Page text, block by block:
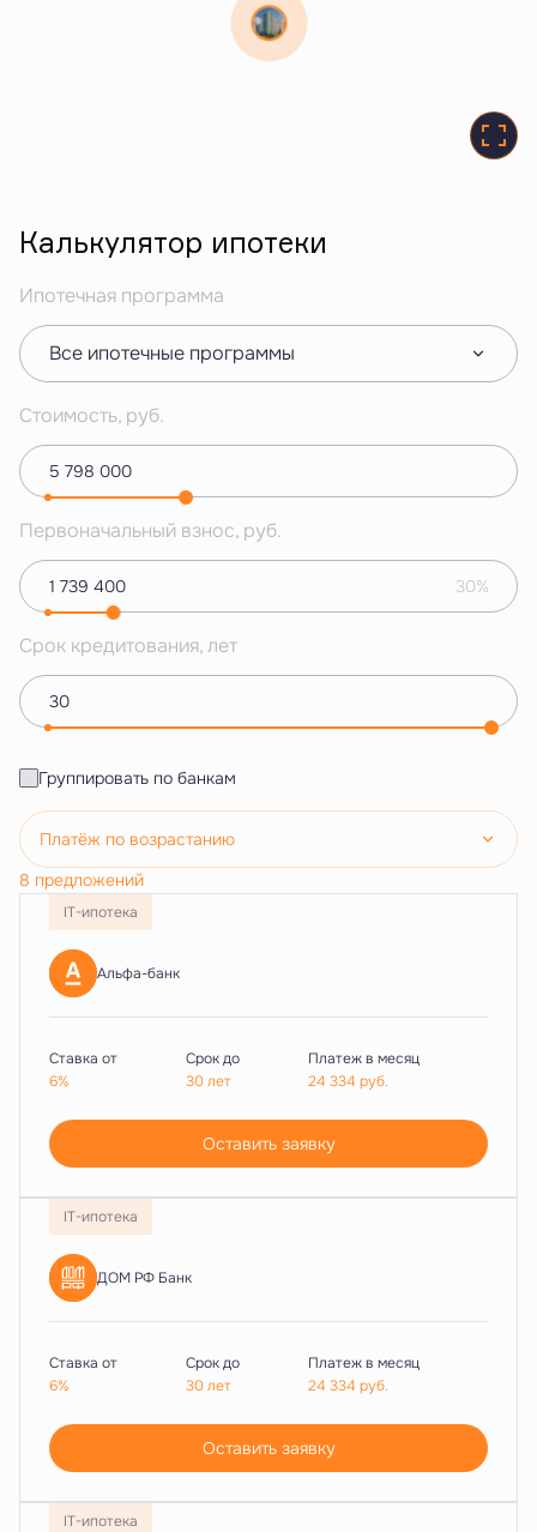
Калькулятор ипотеки
Ипотечная программа
Все ипотечные программы
Стоимость, руб.
Первоначальный взнос, руб.
30%
Срок кредитования, лет
Группировать по банкам
Платёж по возрастанию
8 предложений
IT-ипотека
Альфа-банк
Ставка от
6%
Срок до
30 лет
Платеж в месяц
24 334 руб.
Оставить заявку
IT-ипотека
ДОМ РФ Банк
Ставка от
6%
Срок до
30 лет
Платеж в месяц
24 334 руб.
Оставить заявку
IT-ипотека